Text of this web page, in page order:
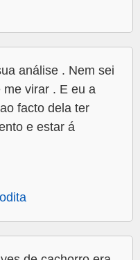
análise . Nem sei
virar . E eu a
facto dela ter
e estar á